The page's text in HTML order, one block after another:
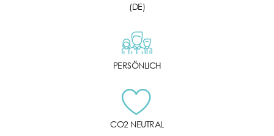
(DE)
PERSÖNLICH
CO2 NEUTRAL